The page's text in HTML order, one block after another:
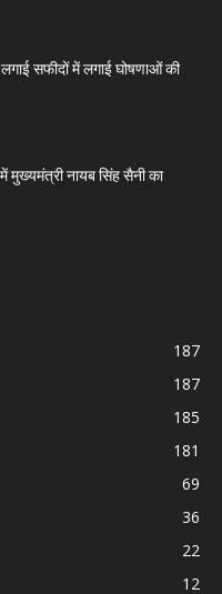
सफीदों में लगाई घोषणाओं की
मुख्यमंत्री नायब सिंह सैनी का
187
187
185
181
69
36
22
12